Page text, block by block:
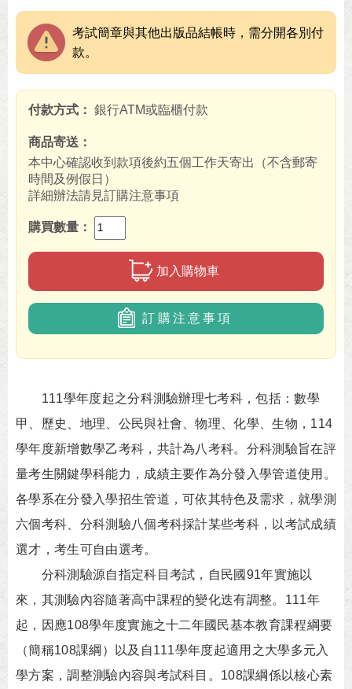
考試簡章與其他出版品結帳時，需分開各別付
款。
付款方式 銀行ATM或臨櫃付款
商品寄送
本中心確認收到款項後約五個工作天寄出（不含郵寄
時間及例假日）
詳細辦法請見訂購注意事項
購買數量
加入購物車
訂購注意事項
111學年度起之分科測驗辦理七考科，包括：數學
甲、歷史、地理、公民與社會、物理、化學、生物，114
學年度新增數學乙考科，共計為八考科。分科測驗旨在評
量考生關鍵學科能力，成績主要作為分發入學管道使用。
各學系在分發入學招生管道，可依其特色及需求，就學測
六個考科、分科測驗八個考科採計某些考科，以考試成績
選才，考生可自由選考。
分科測驗源自指定科目考試，自民國91年實施以
來，其測驗內容隨著高中課程的變化迭有調整。111年
起，因應108學年度實施之十二年國民基本教育課程綱要
（簡稱108課綱）以及自111學年度起適用之大學多元入
學方案，調整測驗內容與考試科目。108課綱係以核心素